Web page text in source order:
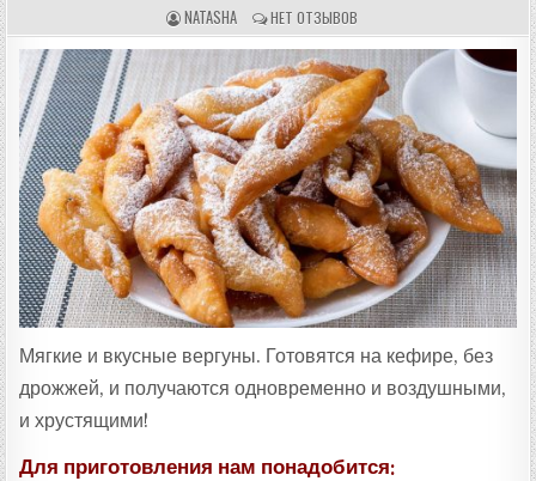
А
В
Т
Р
Е
Ц
Е
П
Т
А
:
NATASHA О
Т
З
В
Ы
:
НЕТ ОТЗЫВОВ
Мягкие и вкусные вергуны. Готовятся на кефире, без
дрожжей, и получаются одновременно и воздушными,
и хрустящими!
Для приготовления нам понадобится: